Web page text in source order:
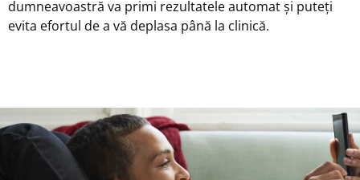
dumneavoastră va primi rezultatele automat și puteți
evita efortul de a vă deplasa până la clinică.